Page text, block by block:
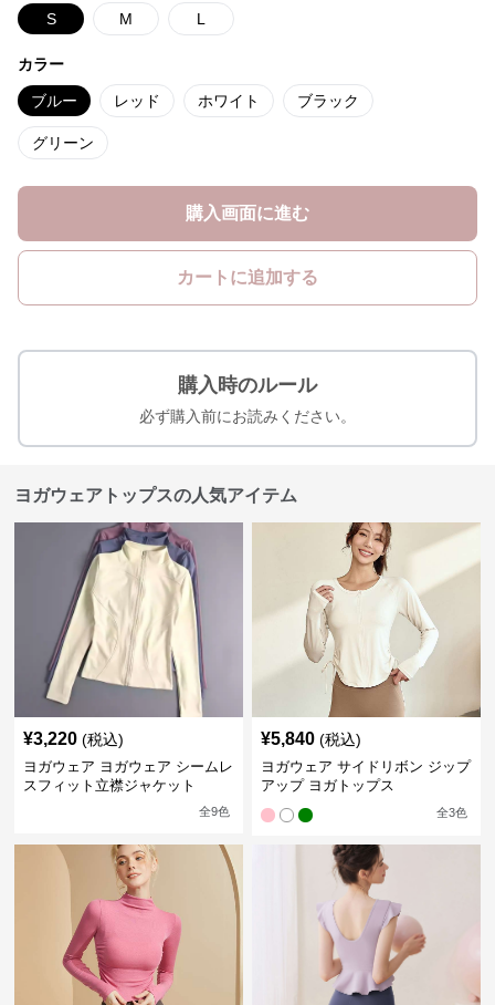
S M L
カラー
ブルー レッド ホワイト ブラック
グリーン
購入画面に進む
カートに追加する
購入時のルール
必ず購入前にお読みください。
ヨガウェアトップスの人気アイテム
¥3,220 (税込)
ヨガウェア ヨガウェア シームレ
スフィット立襟ジャケット
全9色
¥5,840 (税込)
ヨガウェア サイドリボン ジップ
アップ ヨガトップス
全3色